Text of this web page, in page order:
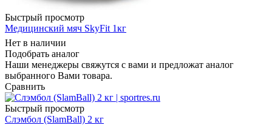
Быстрый просмотр
Медицинский мяч SkyFit 1кг
Нет в наличии
Подобрать аналог
Наши менеджеры свяжутся с вами и предложат аналог
выбранного Вами товара.
Сравнить
Быстрый просмотр
Слэмбол (SlamBall) 2 кг